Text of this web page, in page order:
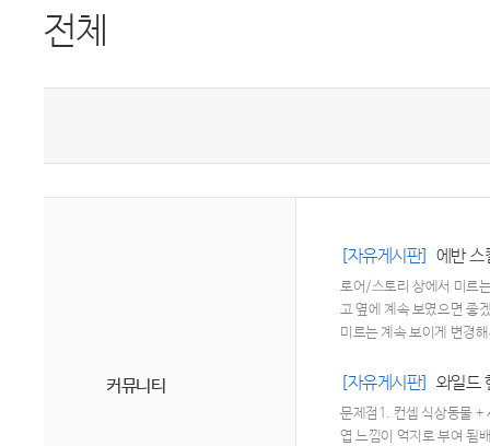
전체
커뮤니티
[자유게시판] 에반 스
로어/스토리 상에서 미르
고 옆에 계속 보였으면 좋
미르는 계속 보이게 변경
[자유게시판] 와일드
문제점1. 컨셉 식상동물 +
엽 느낌이 억지로 부여 됨